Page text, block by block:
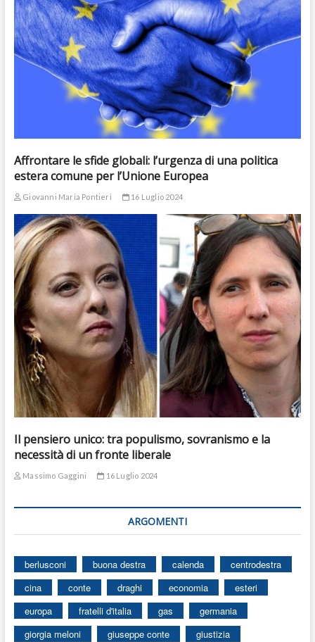
Affrontare le sfide globali: l’urgenza di una politica
estera comune per l’Unione Europea
Giovanni Maria Pontieri 16 Luglio 2024
Il pensiero unico: tra populismo, sovranismo e la
necessità di un fronte liberale
Massimo Gaggini 16 Luglio 2024
ARGOMENTI
berlusconi buona destra calenda
centrodestra
cina
conte draghi economia
esteri
europa
fratelli d'italia gas
germania
giorgia meloni
giuseppe conte
giustizia